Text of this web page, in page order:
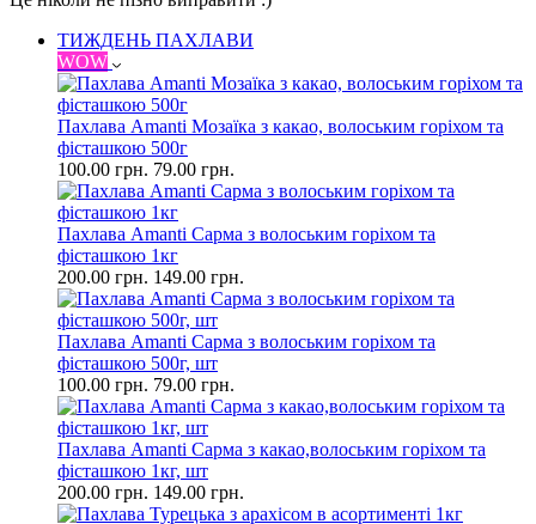
ТИЖДЕНЬ ПАХЛАВИ
WOW
Пахлава Amanti Мозаїка з какао, волоським горіхом та
фісташкою 500г
100.00 грн. 79.00 грн.
Пахлава Amanti Сарма з волоським горіхом та
фісташкою 1кг
200.00 грн. 149.00 грн.
Пахлава Amanti Сарма з волоським горіхом та
фісташкою 500г, шт
100.00 грн. 79.00 грн.
Пахлава Amanti Сарма з какао,волоським горіхом та
фісташкою 1кг, шт
200.00 грн. 149.00 грн.